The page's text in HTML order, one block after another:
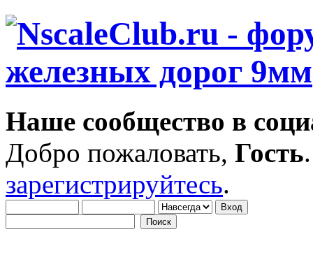
Наше сообщество в
Добро пожаловать, Гость
зарегистрируйтесь.